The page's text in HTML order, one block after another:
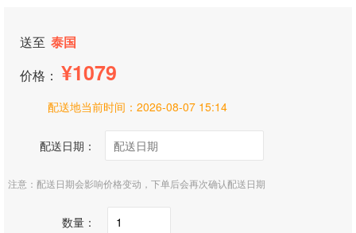
送至 泰国
价格：
1079
配送地当前时间： 2026-08-07 15:14
配送日期：
注意：配送日期会影响价格变动，下单后会再次确认配送日期
数量：